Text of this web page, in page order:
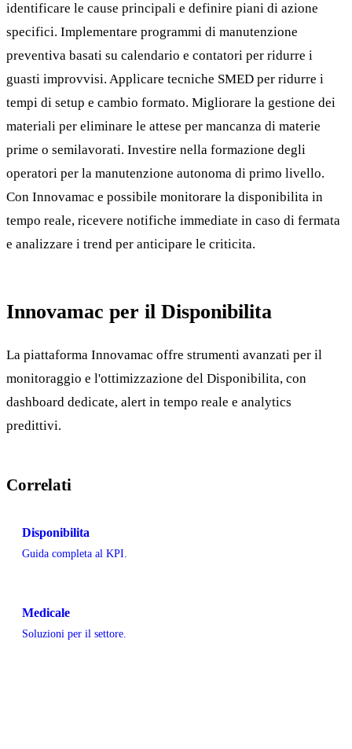
identificare le cause principali e definire piani di azione
specifici. Implementare programmi di manutenzione
preventiva basati su calendario e contatori per ridurre i
guasti improvvisi. Applicare tecniche SMED per ridurre i
tempi di setup e cambio formato. Migliorare la gestione dei
materiali per eliminare le attese per mancanza di materie
prime o semilavorati. Investire nella formazione degli
operatori per la manutenzione autonoma di primo livello.
Con Innovamac e possibile monitorare la disponibilita in
tempo reale, ricevere notifiche immediate in caso di fermata
e analizzare i trend per anticipare le criticita.
Innovamac per il Disponibilita
La piattaforma Innovamac offre strumenti avanzati per il
monitoraggio e l'ottimizzazione del Disponibilita, con
dashboard dedicate, alert in tempo reale e analytics
predittivi.
Correlati
Disponibilita
Guida completa al KPI.
Medicale
Soluzioni per il settore.